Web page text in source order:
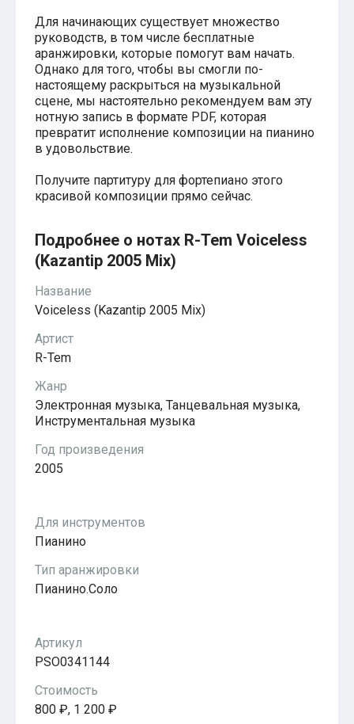
из мультфильмов Disney
Моана (Disney)
Ноты из аниме
Вверх
Ходячий замок Хаула
Для обучения
1-ой класс обучения
2-ий класс обучения
Для детского сада
Ноты для младшей группы
Ноты для средней группы
Ноты для старшей группы
Духовная музыка
Христианская музыка
Госпел
из компьютерных игр
Friday Night Funkin’
Super Mario Bros.
для различных игр
Minecraft
Five Nights at Freddy’s
Популярное
Бесплатные
Для начинающих существует множество
руководств, в том числе бесплатные
аранжировки, которые помогут вам начать.
Однако для того, чтобы вы смогли по-
настоящему раскрыться на музыкальной
сцене, мы настоятельно рекомендуем вам эту
нотную запись в формате PDF, которая
превратит исполнение композиции на пианино
в удовольствие.
Получите партитуру для фортепиано этого
красивой композиции прямо сейчас.
Подробнее о нотах R-Tem Voiceless
(Kazantip 2005 Mix)
Название
Voiceless (Kazantip 2005 Mix)
Артист
R-Tem
Жанр
Электронная музыка, Танцевальная музыка,
Инструментальная музыка
Год произведения
2005
Для инструментов
Пианино
Тип аранжировки
Пианино.Соло
Артикул
PSO0341144
Стоимость
800 ₽, 1 200 ₽